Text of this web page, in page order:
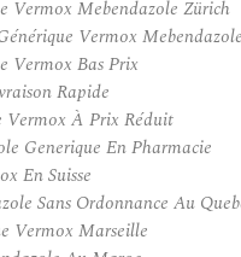
Vermox Mebendazole Zürich
Vermox
Vermox Bas Prix
Rapide
Vermox À Prix Réduit
Generique En Pharmacie
En Suisse
Sans Ordonnance Au
Vermox Marseille